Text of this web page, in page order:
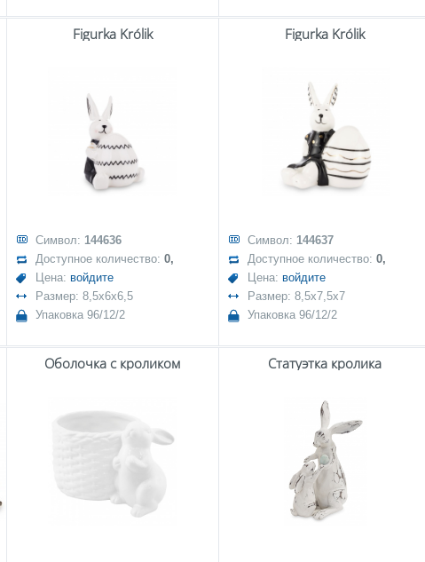
Figurka Królik
Символ: 144636
Доступное количество: 0,
Цена: войдите
Размер: 8,5x6x6,5
Упаковка 96/12/2
Figurka Królik
Символ: 144637
Доступное количество: 0,
Цена: войдите
Размер: 8,5x7,5x7
Упаковка 96/12/2
Оболочка с кроликом Статуэтка кролика